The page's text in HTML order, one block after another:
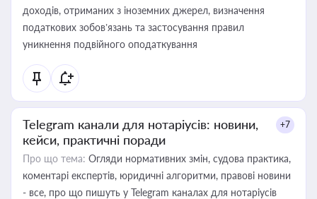
доходів, отриманих з іноземних джерел, визначення
податкових зобов’язань та застосування правил
уникнення подвійного оподаткування
Telegram канали для нотаріусів: новини,
кейси, практичні поради
+7
Про що тема: Огляди нормативних змін, судова практика,
коментарі експертів, юридичні алгоритми, правові новини
- все, про що пишуть у Telegram каналах для нотаріусів